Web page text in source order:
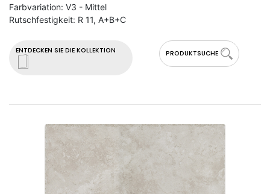
ENTDECKEN SIE DIE KOLLEKTION PRODUKTSUCHE
Farbvariation: V3 - Mittel
Rutschfestigkeit: R 11, A+B+C